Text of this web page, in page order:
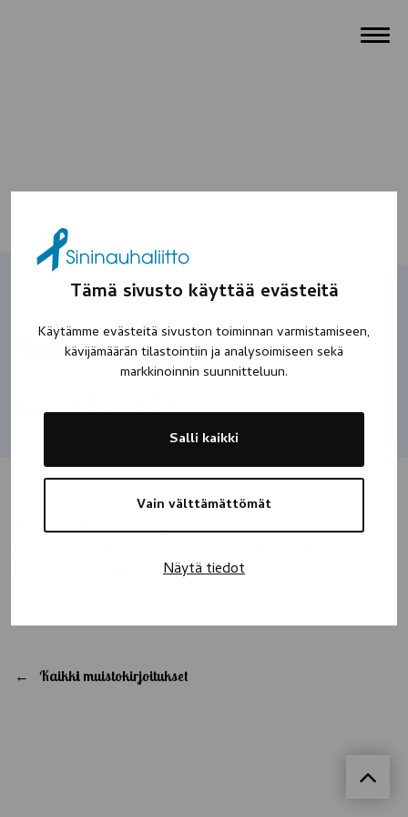
Tämä sivusto käyttää evästeitä
Käytämme evästeitä sivuston toiminnan varmistamiseen,
kävijämäärän tilastointiin ja analysoimiseen sekä
markkinoinnin suunnitteluun.
Vain välttämättömät
Salli kaikki
Näytä tiedot
Kummisetäni ❤️
Lähdit pois jo minun ollessa vielä lapsi. Muistan sinut hyvin ja
kummini. Päihteet veivät sinut aivan liian aikaisin.
Kaikki muistokirjoitukset